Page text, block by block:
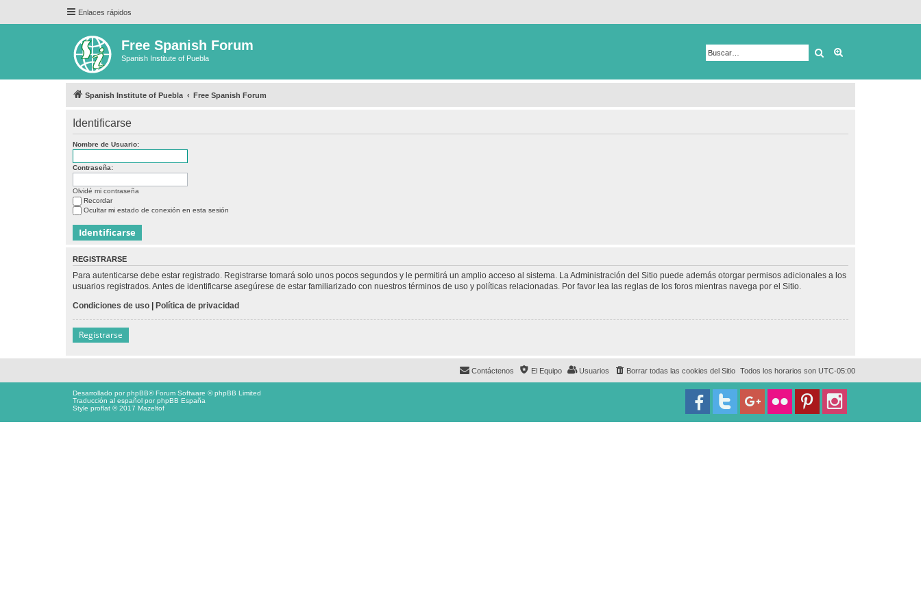
Enlaces rápidos
Free Spanish Forum
Spanish Institute of Puebla Buscar
Spanish Institute of Puebla Free Spanish Forum
Identificarse
Nombre de Usuario:
Contraseña:
Olvidé mi contraseña
Recordar
Ocultar mi estado de conexión en esta sesión
REGISTRARSE
Para autenticarse debe estar registrado. Registrarse tomará solo unos pocos segundos y le permitirá un amplio acceso al sistema. La Administración del Sitio puede además otorgar permisos adicionales a los
usuarios registrados. Antes de identificarse asegúrese de estar familiarizado con nuestros términos de uso y políticas relacionadas. Por favor lea las reglas de los foros mientras navega por el Sitio.
Condiciones de uso | Política de privacidad
Registrarse
Todos los horarios son UTC-05:00
Borrar todas las cookies del Sitio
Usuarios
El Equipo
Contáctenos
Desarrollado porphpBB® Forum Software © phpBB Limited
Traducción al español porphpBB España
Style proflat © 2017 Mazeltof